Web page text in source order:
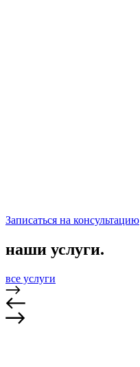
Записаться на консультацию
наши услуги.
все услуги